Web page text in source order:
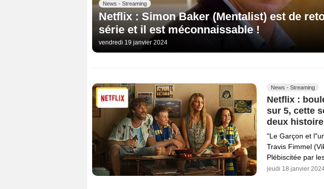
News - Streaming
Netflix : Simon Baker (Mentalist) est de
série et il est méconnaissable !
vendredi 19 janvier 2024
News - Streaming
Netflix :
sur 5, cette
deux
"Le Garçon et
Travis Fimmel
Plébiscitée par
jeudi 18 janvier